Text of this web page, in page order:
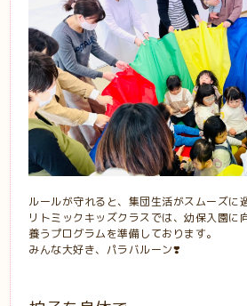
ルールが守れると、集団生活がスムーズに
リトミックキッズクラスでは、幼保入園に
養うプログラムを準備しております。
みんな大好き、パラバルーン❣️